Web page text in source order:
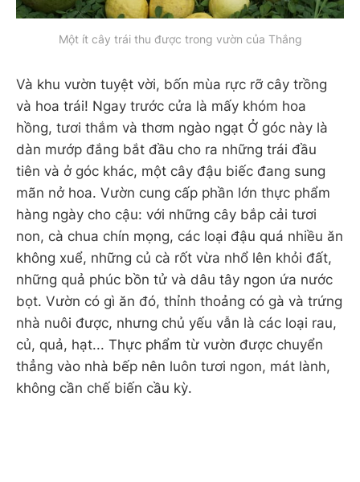
Một ít cây trái thu được trong vườn của Thắng
Và khu vườn tuyệt vời, bốn mùa rực rỡ cây trồng
và hoa trái! Ngay trước cửa là mấy khóm hoa
hồng, tươi thắm và thơm ngào ngạt Ở góc này là
dàn mướp đắng bắt đầu cho ra những trái đầu
tiên và ở góc khác, một cây đậu biếc đang sung
mãn nở hoa. Vườn cung cấp phần lớn thực phẩm
hàng ngày cho cậu: với những cây bắp cải tươi
non, cà chua chín mọng, các loại đậu quá nhiều ăn
không xuể, những củ cà rốt vừa nhổ lên khỏi đất,
những quả phúc bồn tử và dâu tây ngon ứa nước
bọt. Vườn có gì ăn đó, thỉnh thoảng có gà và trứng
nhà nuôi được, nhưng chủ yếu vẫn là các loại rau,
củ, quả, hạt... Thực phẩm từ vườn được chuyển
thẳng vào nhà bếp nên luôn tươi ngon, mát lành,
không cần chế biến cầu kỳ.